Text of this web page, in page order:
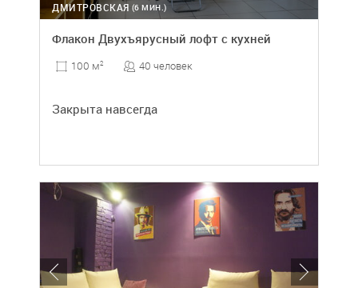
(6 МИН.)
ДМИТРОВСКАЯ
Флакон Двухъярусный лофт с кухней
100 м2 40 человек
Закрыта навсегда